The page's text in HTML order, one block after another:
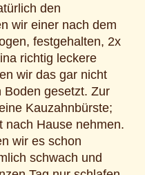
den
wir einer nach dem
festgehalten, 2x
richtig leckere
wir das gar nicht
Boden gesetzt. Zur
Kauzahnbürste;
nach Hause nehmen.
wir es schon
schwach und